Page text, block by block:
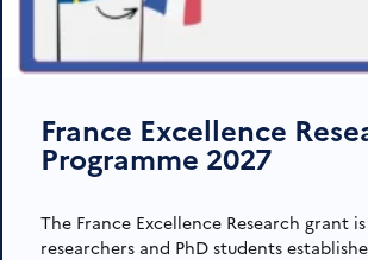
France Excellence
Programme 2027
The France Excellence Research grant
researchers and PhD students